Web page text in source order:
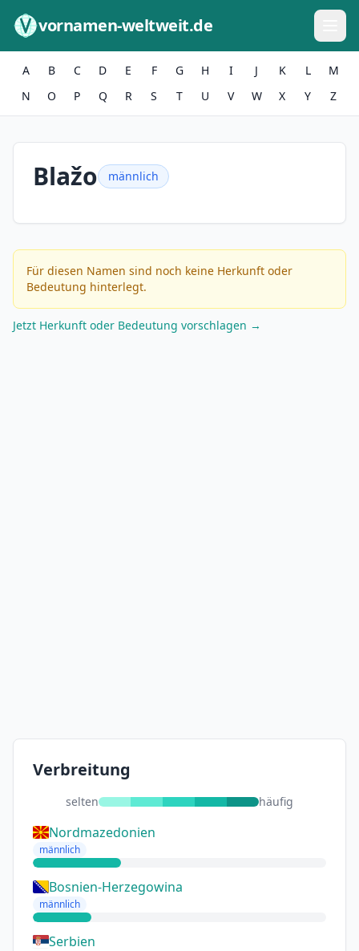
vornamen-weltweit.de
A B C D E F G H I J K L
M
N
O P Q R S T U V W X Y Z
Blažo männlich
Für diesen Namen sind noch keine Herkunft oder
Bedeutung hinterlegt.
Jetzt Herkunft oder Bedeutung vorschlagen →
Verbreitung
selten häufig
Nordmazedonien
männlich
Bosnien-Herzegowina
männlich
Serbien